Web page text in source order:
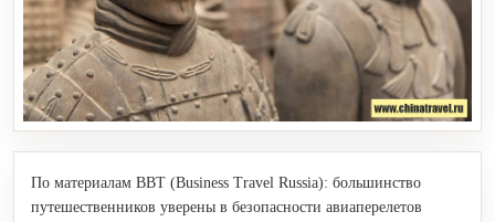
По материалам ВВТ (Business Travel Russia): большинство
путешественников уверены в безопасности авиаперелетов